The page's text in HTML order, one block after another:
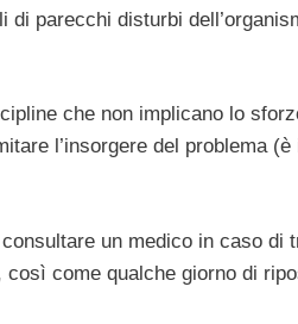
parecchi disturbi
che non implicano lo
l’insorgere del problema
un medico in caso di
come qualche giorno di